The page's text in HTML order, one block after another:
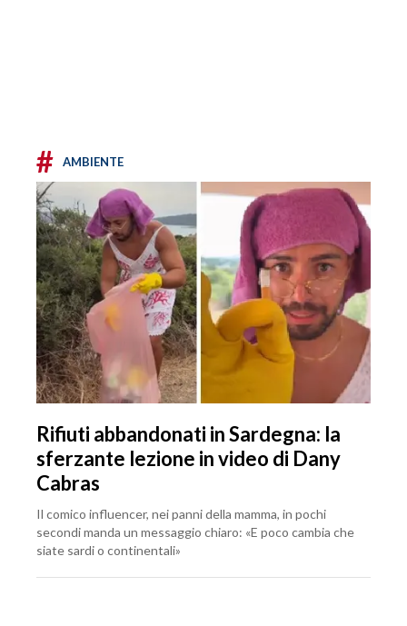
# AMBIENTE
Rifiuti abbandonati in Sardegna: la
sferzante lezione in video di Dany
Cabras
Il comico influencer, nei panni della mamma, in pochi
secondi manda un messaggio chiaro: «E poco cambia che
siate sardi o continentali»